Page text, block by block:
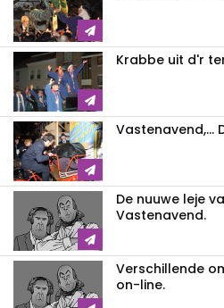
Krabbe uit d'r
Vastenavend,...
De nuuwe leje
Vastenavend.
Verschillende
on-line.